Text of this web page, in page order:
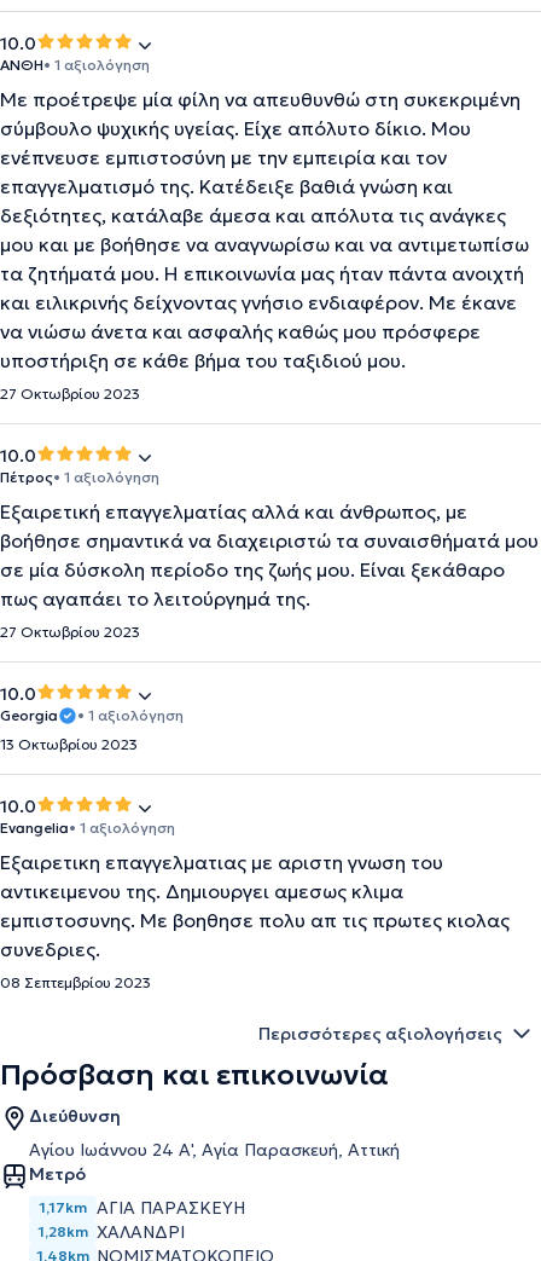
10.0
ΑΝΘΗ• 1 αξιολόγηση
Με προέτρεψε μία φίλη να απευθυνθώ στη συκεκριμένη
σύμβουλο ψυχικής υγείας. Είχε απόλυτο δίκιο. Μου
ενέπνευσε εμπιστοσύνη με την εμπειρία και τον
επαγγελματισμό της. Κατέδειξε βαθιά γνώση και
δεξιότητες, κατάλαβε άμεσα και απόλυτα τις ανάγκες
μου και με βοήθησε να αναγνωρίσω και να αντιμετωπίσω
τα ζητήματά μου. Η επικοινωνία μας ήταν πάντα ανοιχτή
και ειλικρινής δείχνοντας γνήσιο ενδιαφέρον. Με έκανε
να νιώσω άνετα και ασφαλής καθώς μου πρόσφερε
υποστήριξη σε κάθε βήμα του ταξιδιού μου.
27 Οκτωβρίου 2023
10.0
Πέτρος• 1 αξιολόγηση
Εξαιρετική επαγγελματίας αλλά και άνθρωπος, με
βοήθησε σημαντικά να διαχειριστώ τα συναισθήματά μου
σε μία δύσκολη περίοδο της ζωής μου. Είναι ξεκάθαρο
πως αγαπάει το λειτούργημά της.
27 Οκτωβρίου 2023
10.0
Georgia
• 1 αξιολόγηση
13 Οκτωβρίου 2023
10.0
Evangelia• 1 αξιολόγηση
Εξαιρετικη επαγγελματιας με αριστη γνωση του
αντικειμενου της. Δημιουργει αμεσως κλιμα
εμπιστοσυνης. Με βοηθησε πολυ απ τις πρωτες κιολας
συνεδριες.
08 Σεπτεμβρίου 2023
Περισσότερες αξιολογήσεις
Πρόσβαση και επικοινωνία
Διεύθυνση
Αγίου Ιωάννου 24 Α', Αγία Παρασκευή, Αττική
Μετρό
1,17km ΑΓΊΑ ΠΑΡΑΣΚΕΥΉ
1,28km ΧΑΛΆΝΔΡΙ
1,48km ΝΟΜΙΣΜΑΤΟΚΟΠΕΊΟ